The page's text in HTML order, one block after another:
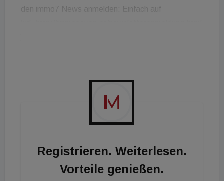
den immo7 News anmelden: Einfach auf
unserem Web-TV-Format versorgt!
Registrieren. Weiterlesen.
Vorteile genießen.